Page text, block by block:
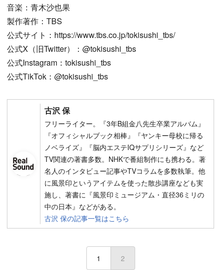
音楽：青木沙也果
製作著作：TBS
公式サイト：https://www.tbs.co.jp/tokisushi_tbs/
公式X（旧Twitter）：@tokisushi_tbs
公式Instagram：tokisushi_tbs
公式TikTok：@tokisushi_tbs
古沢 保
フリーライター。『3年B組金八先生卒業アルバム』
『オフィシャルブック相棒』『ヤンキー母校に帰る
ノベライズ』『脳内エステIQサプリシリーズ』など
TV関連の著書多数。NHKで番組制作にも携わる。著
名人のインタビュー記事やTVコラムを多数執筆。他
に風景印というアイテムを使った散歩講座なども実
施し、著書に『風景印ミュージアム・直径36ミリの
中の日本』などがある。
古沢 保の記事一覧はこちら
1 2